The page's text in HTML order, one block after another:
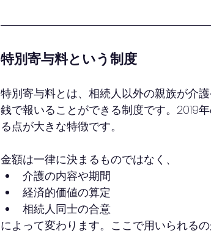
特別寄与料という制度
特別寄与料とは、相続人以外の親族が介
銭で報いることができる制度です。2019
る点が大きな特徴です。
金額は一律に決まるものではなく、
介護の内容や期間
経済的価値の算定
相続人同士の合意
によって変わります。ここで用いられる